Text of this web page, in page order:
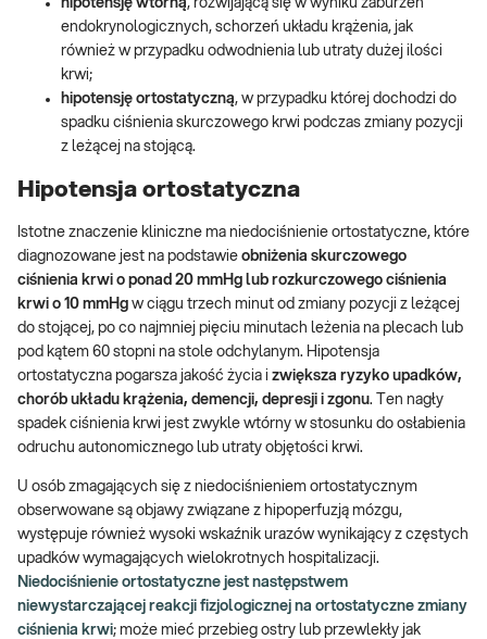
hipotensję wtórną, rozwijającą się w wyniku zaburzeń
endokrynologicznych, schorzeń układu krążenia, jak
również w przypadku odwodnienia lub utraty dużej ilości
krwi;
hipotensję ortostatyczną, w przypadku której dochodzi do
spadku ciśnienia skurczowego krwi podczas zmiany pozycji
z leżącej na stojącą.
Hipotensja ortostatyczna
Istotne znaczenie kliniczne ma niedociśnienie ortostatyczne, które
diagnozowane jest na podstawie obniżenia skurczowego
ciśnienia krwi o ponad 20 mmHg lub rozkurczowego ciśnienia
krwi o 10 mmHg w ciągu trzech minut od zmiany pozycji z leżącej
do stojącej, po co najmniej pięciu minutach leżenia na plecach lub
pod kątem 60 stopni na stole odchylanym. Hipotensja
ortostatyczna pogarsza jakość życia i zwiększa ryzyko upadków,
chorób układu krążenia, demencji, depresji i zgonu. Ten nagły
spadek ciśnienia krwi jest zwykle wtórny w stosunku do osłabienia
odruchu autonomicznego lub utraty objętości krwi.
U osób zmagających się z niedociśnieniem ortostatycznym
obserwowane są objawy związane z hipoperfuzją mózgu,
występuje również wysoki wskaźnik urazów wynikający z częstych
upadków wymagających wielokrotnych hospitalizacji.
Niedociśnienie ortostatyczne jest następstwem
niewystarczającej reakcji fizjologicznej na ortostatyczne zmiany
ciśnienia krwi; może mieć przebieg ostry lub przewlekły jak